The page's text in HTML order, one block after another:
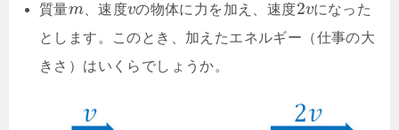
質量m 、速度vの物体に力を加え、速度2vになった
とします。このとき、加えたエネルギー（仕事の大
きさ）はいくらでしょうか。